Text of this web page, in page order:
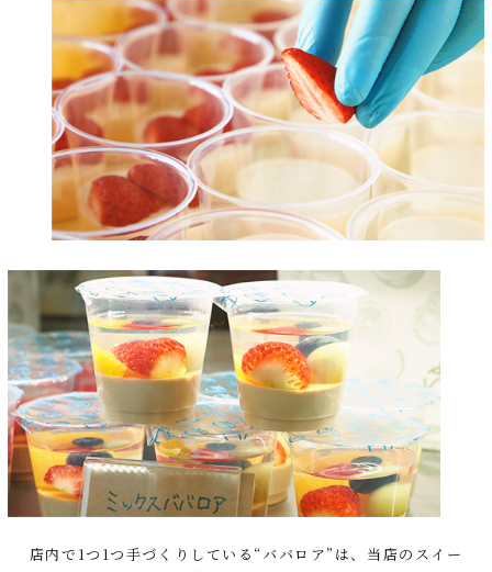
店内で1つ1つ手づくりしている“ババロア”は、当店のスイー